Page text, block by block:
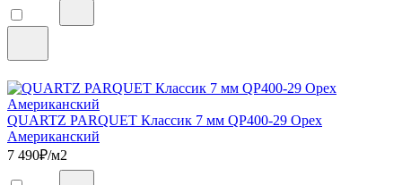
QUARTZ PARQUET Классик 7 мм QP400-29 Орех
Американский
7 490₽/м2